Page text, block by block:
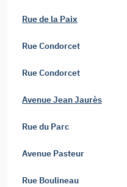
Rue de la Paix
Rue Condorcet
Rue Condorcet
Avenue Jean Jaurès
Rue du Parc
Avenue Pasteur
Rue Boulineau